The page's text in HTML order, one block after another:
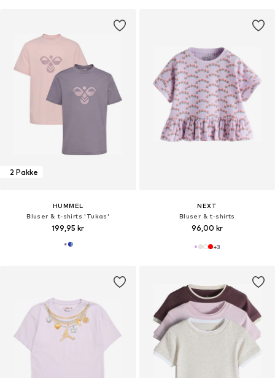
2 Pakke
HUMMEL
Bluser & t-shirts 'Tukas'
199,95 kr
NEXT
Bluser & t-shirts
96,00 kr
+3